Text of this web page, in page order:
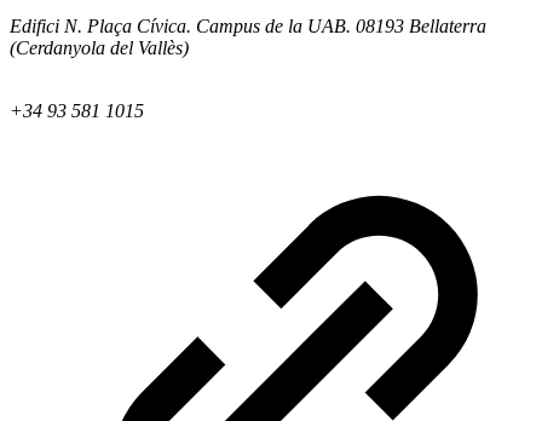
Edifici N. Plaça Cívica. Campus de la UAB. 08193 Bellaterra
(Cerdanyola del Vallès)
+34 93 581 1015